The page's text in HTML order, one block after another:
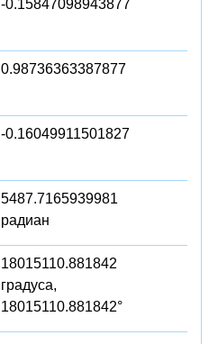
-0.15847098943877
0.98736363387877
-0.16049911501827
5487.7165939981
радиан
18015110.881842
градуса,
18015110.881842°